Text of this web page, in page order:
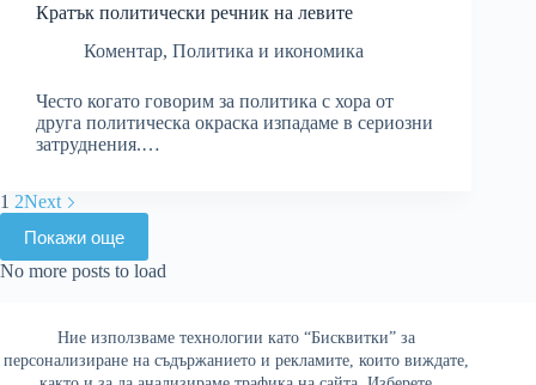
Ние използваме технологии като “Бисквитки” за
персонализиране на съдържанието и рекламите, които виждате,
Кратък политически речник на левите
Коментар, Политика и икономика
Често когато говорим за политика с хора от
друга политическа окраска изпадаме в сериозни
затруднения.…
1 2Next
Покажи още
No more posts to load
Най-четени